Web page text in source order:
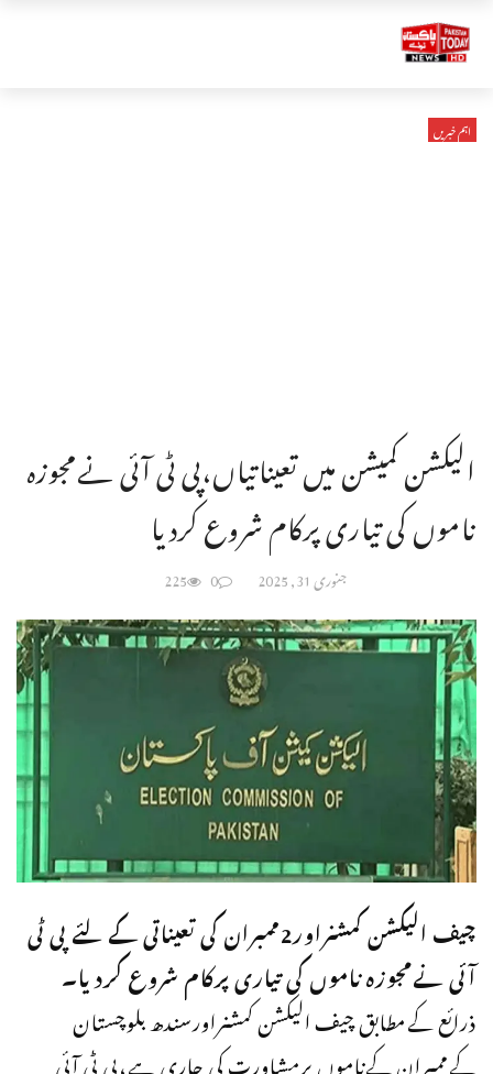
اہم خبریں
الیکشن کمیشن میں تعیناتیاں،پی ٹی آئی نےمجوزہ
ناموں کی تیاری پرکام شروع کردیا
جنوری 31, 2025 0
225
چیف الیکشن کمشنراور2ممبران کی تعیناتی کےلئے پی ٹی
آئی نےمجوزہ ناموں کی تیاری پرکام شروع کردیا۔
ذرائع کےمطابق چیف الیکشن کمشنراورسندھ بلوچستان
کےممبران کےناموں پرمشاورت کی جاری ہے،پی ٹی آئی